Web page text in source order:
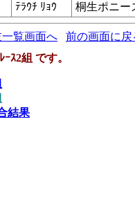
ﾃﾗｳﾁ ﾘｮｳ 桐生ポニー
覧画面へ
前の画面に戻
ｽ2組 です。
結果